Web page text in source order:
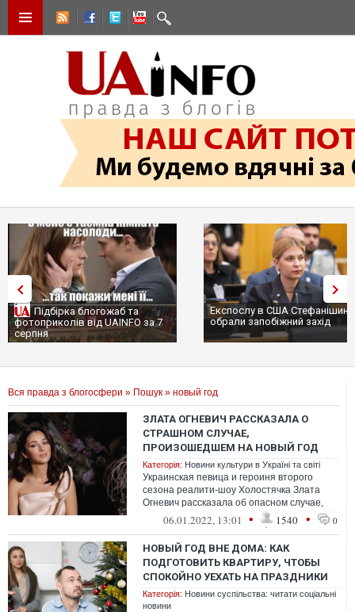
Підбірка блогожаб та
фотоприколів від UAINFO за 7
серпня
Експослу в США
обрали запобіжний захід
Вся правда з блогосфери » Пошук » новый год
ЗЛАТА ОГНЕВИЧ РАССКАЗАЛА О
СТРАШНОМ СЛУЧАЕ,
ПРОИЗОШЕДШЕМ НА НОВЫЙ ГОД
Категорія: Новини культури в Україні та світі
Украинская певица и героиня второго
сезона реалити-шоу Холостячка Злата
Огневич рассказала об опасном случае,
которы произошел с ней в детстве.
06.01.2022, 13:01 • 1540 • 0
НОВЫЙ ГОД ВНЕ ДОМА: КАК
ПОДГОТОВИТЬ КВАРТИРУ, ЧТОБЫ
СПОКОЙНО УЕХАТЬ НА ПРАЗДНИКИ
Категорія: Новини суспільства: читати соціальні
новини